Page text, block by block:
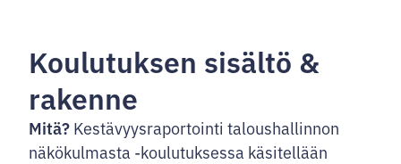
Koulutuksen sisältö &
rakenne
Mitä? Kestävyysraportointi taloushallinnon
näkökulmasta -koulutuksessa käsitellään